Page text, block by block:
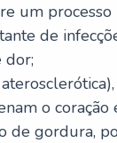
um
de
dor;
o
de gordura,